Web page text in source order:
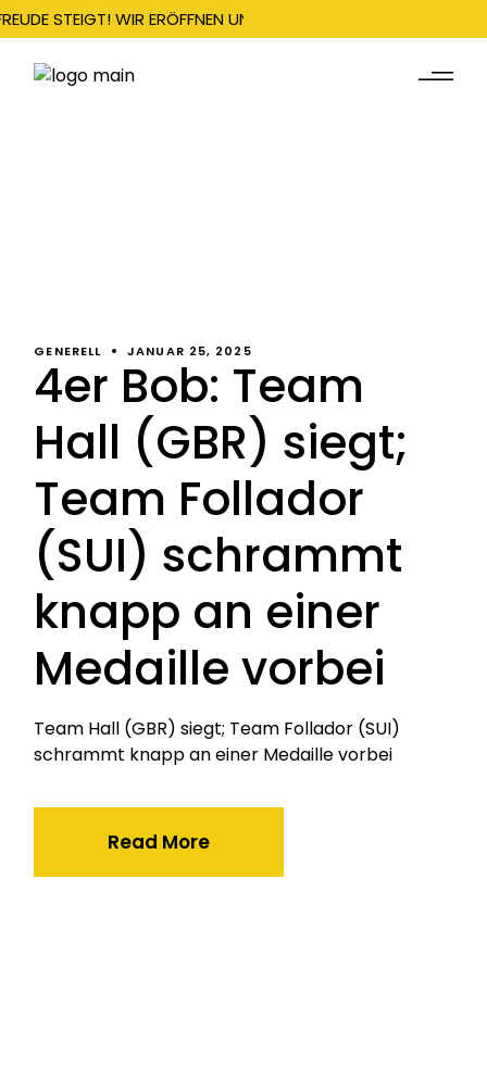
STEIGT! WIR ERÖFFNEN UNSERE SAISON AM 22.
GENERELL JANUAR 25, 2025
4er Bob: Team
Hall (GBR) siegt;
Team Follador
(SUI) schrammt
knapp an einer
Medaille vorbei
Team Hall (GBR) siegt; Team Follador (SUI)
schrammt knapp an einer Medaille vorbei
Read More